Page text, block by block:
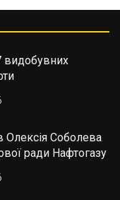
видобувних
Олексія Соболева
ради Нафтогазу